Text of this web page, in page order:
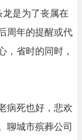
是为了丧属在
周年的提醒或代
，省时的同时，
病死也好，悲欢
聊城市殡葬公司